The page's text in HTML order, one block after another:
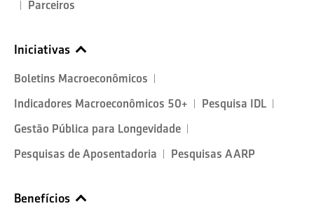
Parceiros
Iniciativas
Boletins Macroeconômicos
Indicadores Macroeconômicos 50+
Pesquisa IDL
Gestão Pública para Longevidade
Pesquisas de Aposentadoria
Pesquisas AARP
Benefícios